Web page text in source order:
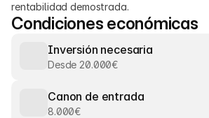
rentabilidad demostrada.
Condiciones económicas
Inversión necesaria
Desde 20.000€
Canon de entrada
8.000€